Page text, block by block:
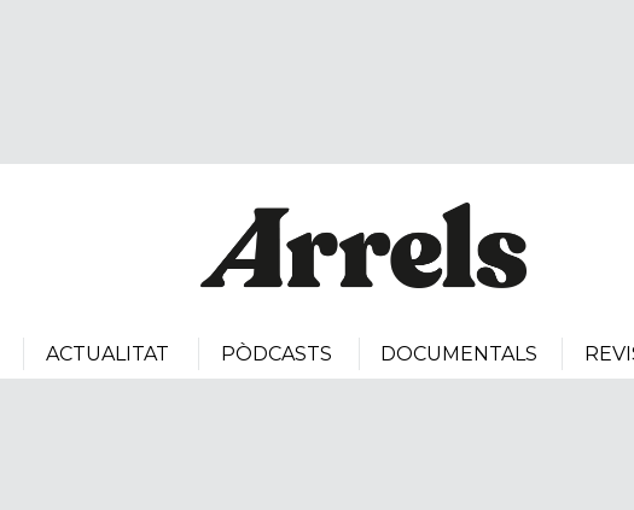
ACTUALITAT PÒDCASTS DOCUMENTALS